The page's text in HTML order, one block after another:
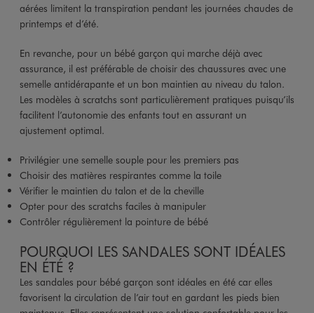
aérées limitent la transpiration pendant les journées chaudes de
printemps et d’été.
En revanche, pour un bébé garçon qui marche déjà avec
assurance, il est préférable de choisir des chaussures avec une
semelle antidérapante et un bon maintien au niveau du talon.
Les modèles à scratchs sont particulièrement pratiques puisqu’ils
facilitent l’autonomie des enfants tout en assurant un
ajustement optimal.
Privilégier une semelle souple pour les premiers pas
Choisir des matières respirantes comme la toile
Vérifier le maintien du talon et de la cheville
Opter pour des scratchs faciles à manipuler
Contrôler régulièrement la pointure de bébé
POURQUOI LES SANDALES SONT IDÉALES
EN ÉTÉ ?
Les sandales pour bébé garçon sont idéales en été car elles
favorisent la circulation de l’air tout en gardant les pieds bien